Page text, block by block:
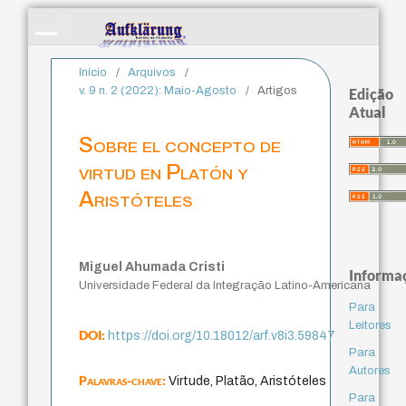
Início / Arquivos
/
v. 9 n. 2 (2022): Maio-Agosto
/ Artigos
Sobre el concepto de
virtud en Platón y
Aristóteles
Miguel Ahumada Cristi
Universidade Federal da Integração Latino-Americana
DOI:https://doi.org/10.18012/arf.v8i3.59847
Palavras-chave:Virtude, Platão, Aristóteles
Edição
Atual
Para
Leitores
Para
Autores
Para